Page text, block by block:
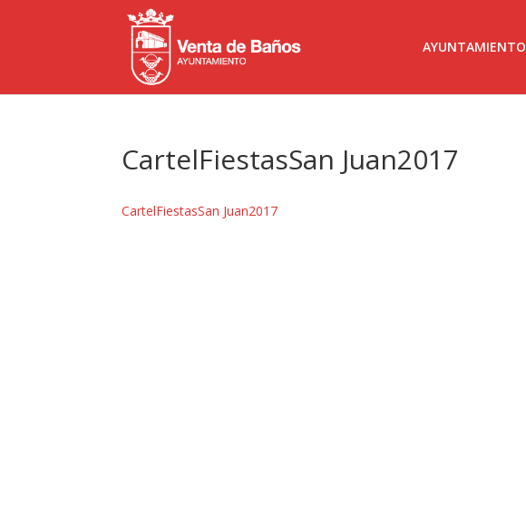
AYUNTAMIENTO
CartelFiestasSan Juan2017
CartelFiestasSan Juan2017